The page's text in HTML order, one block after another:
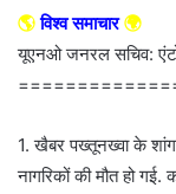
🌎विश्व समाचार🌍
यूएनओ जनरल सचिव:
1. खैबर पख्तूनख्वा के
नागरिकों की मौत हो गई.